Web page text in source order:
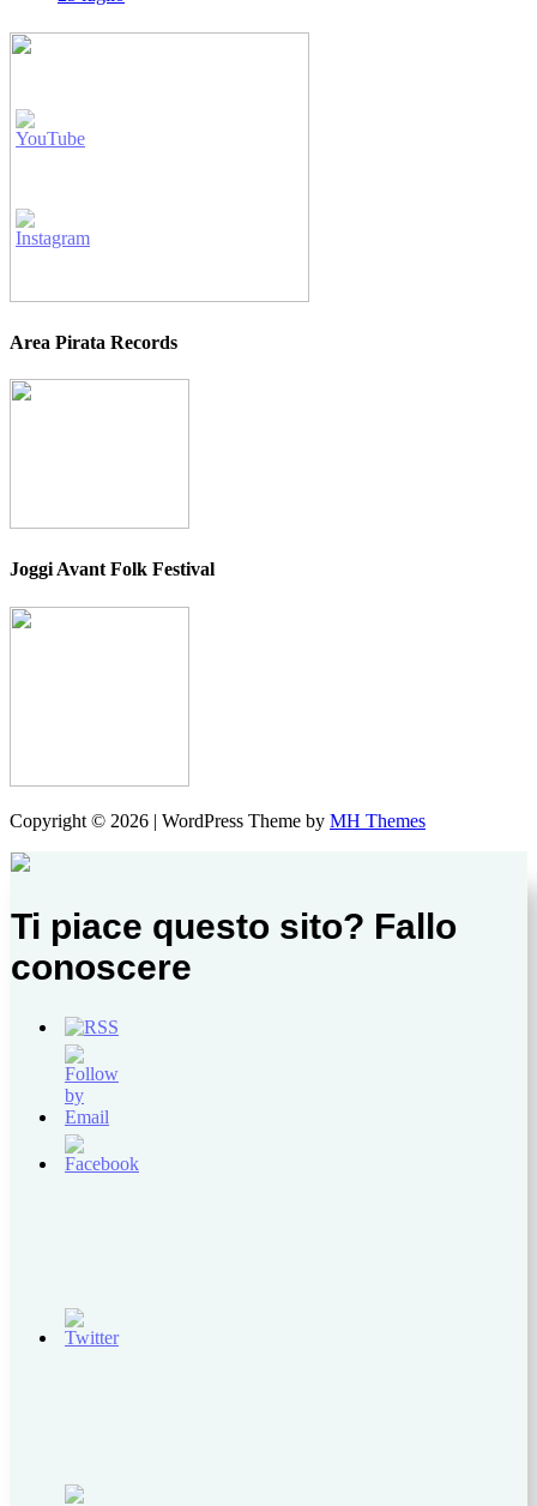
Area Pirata Records
Joggi Avant Folk Festival
Copyright © 2026 | WordPress Theme by MH Themes
Ti piace questo sito? Fallo
conoscere